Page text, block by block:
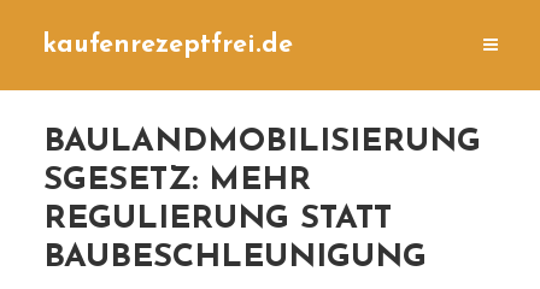
kaufenrezeptfrei.de
BAULANDMOBILISIERUNG
SGESETZ: MEHR
REGULIERUNG STATT
BAUBESCHLEUNIGUNG